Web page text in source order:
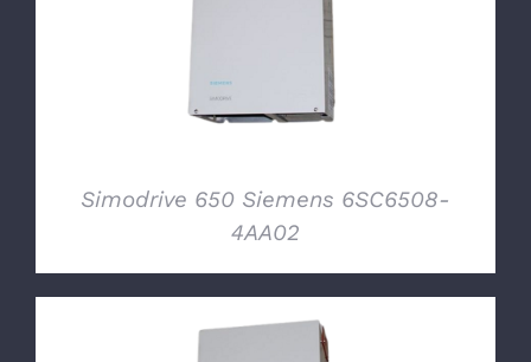
Simodrive 650 Siemens 6SC6508-
4AA02